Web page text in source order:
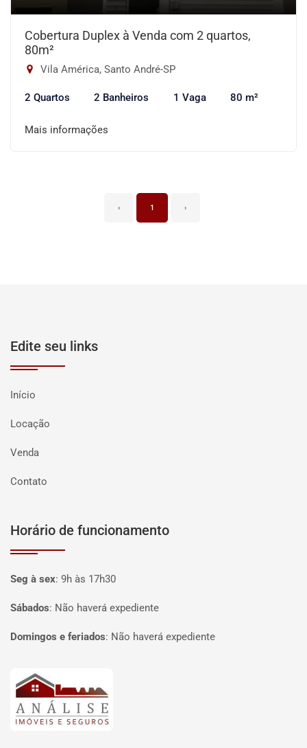
Cobertura Duplex à Venda com 2 quartos,
80m²
Vila América, Santo André-SP
2 Quartos 2 Banheiros 1 Vaga 80 m²
Mais informações
‹ 1 ›
Edite seu links
Início
Locação
Venda
Contato
Horário de funcionamento
Seg à sex: 9h às 17h30
Sábados: Não haverá expediente
Domingos e feriados: Não haverá expediente
Página inicial